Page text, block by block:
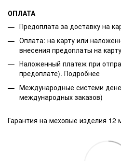
ОПЛАТА
Предоплата за доставку на
Оплата: на карту или
внесения предоплаты на
Наложенный платеж при
предоплате). Подробнее
Международные системи
международных заказов)
Гарантия на меховые изделия 12